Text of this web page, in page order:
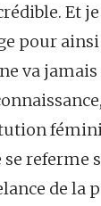
Et
pour
va
referme
de